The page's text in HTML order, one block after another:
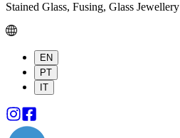
Stained Glass, Fusing, Glass Jewellery
EN
PT
IT